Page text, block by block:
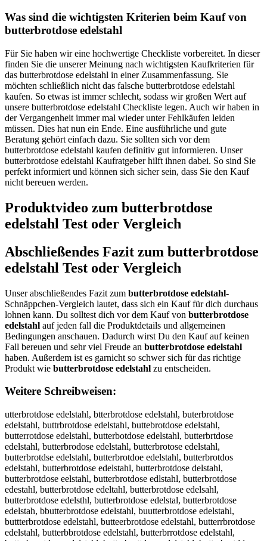
Was sind die wichtigsten Kriterien beim Kauf von
butterbrotdose edelstahl
Für Sie haben wir eine hochwertige Checkliste vorbereitet. In dieser
finden Sie die unserer Meinung nach wichtigsten Kaufkriterien für
das butterbrotdose edelstahl in einer Zusammenfassung. Sie
möchten schließlich nicht das falsche butterbrotdose edelstahl
kaufen. So etwas ist immer schlecht, sodass wir großen Wert auf
unsere butterbrotdose edelstahl Checkliste legen. Auch wir haben in
der Vergangenheit immer mal wieder unter Fehlkäufen leiden
müssen. Dies hat nun ein Ende. Eine ausführliche und gute
Beratung gehört einfach dazu. Sie sollten sich vor dem
butterbrotdose edelstahl kaufen definitiv gut informieren. Unser
butterbrotdose edelstahl Kaufratgeber hilft ihnen dabei. So sind Sie
perfekt informiert und können sich sicher sein, dass Sie den Kauf
nicht bereuen werden.
Produktvideo zum butterbrotdose
edelstahl Test oder Vergleich
Abschließendes Fazit zum butterbrotdose
edelstahl Test oder Vergleich
Unser abschließendes Fazit zum butterbrotdose edelstahl-
Schnäppchen-Vergleich lautet, dass sich ein Kauf für dich durchaus
lohnen kann. Du solltest dich vor dem Kauf von butterbrotdose
edelstahl auf jeden fall die Produktdetails und allgemeinen
Bedingungen anschauen. Dadurch wirst Du den Kauf auf keinen
Fall bereuen und sehr viel Freude an butterbrotdose edelstahl
haben. Außerdem ist es garnicht so schwer sich für das richtige
Produkt wie butterbrotdose edelstahl zu entscheiden.
Weitere Schreibweisen:
utterbrotdose edelstahl, btterbrotdose edelstahl, buterbrotdose edelstahl, buttrbrotdose edelstahl, buttebrotdose edelstahl, butterrotdose edelstahl, butterbotdose edelstahl, butterbrtdose edelstahl, butterbrodose edelstahl, butterbrotose edelstahl, butterbrotdse edelstahl, butterbrotdoe edelstahl, butterbrotdos edelstahl, butterbrotdose edelstahl, butterbrotdose delstahl, butterbrotdose eelstahl, butterbrotdose edlstahl, butterbrotdose edestahl, butterbrotdose edeltahl, butterbrotdose edelsahl, butterbrotdose edelsthl, butterbrotdose edelstal, butterbrotdose edelstah, bbutterbrotdose edelstahl, buutterbrotdose edelstahl, buttterbrotdose edelstahl, butteerbrotdose edelstahl, butterrbrotdose edelstahl, butterbbrotdose edelstahl, butterbrrotdose edelstahl, butterbrootdose edelstahl, butterbrottdose edelstahl, butterbrotddose edelstahl, butterbrotdoose edelstahl, butterbrotdosse edelstahl, butterbrotdosee edelstahl, butterbrotdose eedelstahl, butterbrotdose eddelstahl, butterbrotdose edeelstahl, butterbrotdose edellstahl, butterbrotdose edelsstahl, butterbrotdose edelsttahl, butterbrotdose edelstaahl, butterbrotdose edelstahhl, butterbrotdose edelstahll, ubtterbrotdose edelstahl, btuterbrotdose edelstahl, butetrbrotdose edelstahl, buttrebrotdose edelstahl, buttebrrotdose edelstahl, butterrbotdose edelstahl, butterbortdose edelstahl, butterbrtodose edelstahl, butterbrodtose edelstahl, butterbrotodse edelstahl, butterbrotdsoe edelstahl, butterbrotdoes edelstahl, butterbrotdos eedelstahl, butterbrotdosee delstahl, butterbrotdose deelstahl, butterbrotdose eedlstahl, butterbrotdose edlestahl, butterbrotdose edesltahl, butterbrotdose edeltsahl, butterbrotdose edelsathl, butterbrotdose edelsthal, butterbrotdose edelstalh, butterbrotdoseedelstahl, utterbrotdose edelstahl, vutterbrotdose edelstahl, futterbrotdose edelstahl, gutterbrotdose edelstahl, hutterbrotdose edelstahl, nutterbrotdose edelstahl, bytterbrotdose edelstahl, bhtterbrotdose edelstahl, bjtterbrotdose edelstahl, bktterbrotdose edelstahl, bitterbrotdose edelstahl, b7tterbrotdose edelstahl, b8tterbrotdose edelstahl, burterbrotdose edelstahl, bufterbrotdose edelstahl, bugterbrotdose edelstahl, buhterbrotdose edelstahl, buyterbrotdose edelstahl, bu5terbrotdose edelstahl, bu6terbrotdose edelstahl, butrerbrotdose edelstahl, butferbrotdose edelstahl, butgerbrotdose edelstahl, butherbrotdose edelstahl, butyerbrotdose edelstahl, but5erbrotdose edelstahl, but6erbrotdose edelstahl, buttwrbrotdose edelstahl, buttsrbrotdose edelstahl, buttdrbrotdose edelstahl, buttfrbrotdose edelstahl, buttrrbrotdose edelstahl, butt3rbrotdose edelstahl, butt4rbrotdose edelstahl, butteebrotdose edelstahl, buttedbrotdose edelstahl, buttefbrotdose edelstahl, buttegbrotdose edelstahl, buttetbrotdose edelstahl, butte4brotdose edelstahl, butte5brotdose edelstahl, butter rotdose edelstahl, buttervrotdose edelstahl, butterfrotdose edelstahl, buttergrotdose edelstahl, butterhrotdose edelstahl, butternrotdose edelstahl, butterbeotdose edelstahl, butterbdotdose edelstahl, butterbfotdose edelstahl, butterbgotdose edelstahl, butterbtotdose edelstahl, butterb4otdose edelstahl, butterb5otdose edelstahl, butterbritdose edelstahl, butterbrktdose edelstahl, butterbrltdose edelstahl, butterbrptdose edelstahl, butterbr9tdose edelstahl, butterbr0tdose edelstahl, butterbrordose edelstahl, butterbrofdose edelstahl, butterbrogdose edelstahl, butterbrohdose edelstahl, butterbroydose edelstahl, butterbro5dose edelstahl, butterbro6dose edelstahl, butterbrotxose edelstahl, butterbrotsose edelstahl, butterbrotwose edelstahl, butterbroteose edelstahl, butterbrotrose edelstahl, butterbrotfose edelstahl, butterbrotvose edelstahl, butterbrotcose edelstahl, butterbrotdise edelstahl, butterbrotdkse edelstahl, butterbrotdlse edelstahl, butterbrotdpse edelstahl, butterbrotd9se edelstahl, butterbrotd0se edelstahl, butterbrotdoqe edelstahl, butterbrotdowe edelstahl, butterbrotdoee edelstahl, butterbrotdoze edelstahl, butterbrotdoxe edelstahl, butterbrotdoce edelstahl, butterbrotdosw edelstahl, butterbrotdoss edelstahl, butterbrotdosd edelstahl, butterbrotdosf edelstahl, butterbrotdosr edelstahl, butterbrotdos3 edelstahl, butterbrotdos4 edelstahl, butterbrotdose wdelstahl, butterbrotdose sdelstahl, butterbrotdose ddelstahl, butterbrotdose fdelstahl, butterbrotdose rdelstahl, butterbrotdose 3delstahl, butterbrotdose 4delstahl, butterbrotdose exelstahl, butterbrotdose eselstahl, butterbrotdose ewelstahl, butterbrotdose eeelstahl, butterbrotdose erelstahl, butterbrotdose efelstahl, butterbrotdose evelstahl, butterbrotdose ecelstahl, butterbrotdose edwlstahl, butterbrotdose edslstahl, butterbrotdose eddlstahl, butterbrotdose edflstahl, butterbrotdose edrlstahl, butterbrotdose ed3lstahl, butterbrotdose ed4lstahl, butterbrotdose edepstahl, butterbrotdose edeostahl, butterbrotdose edeistahl, butterbrotdose edekstahl, butterbrotdose edemstahl, butterbrotdose edelqtahl, butterbrotdose edelwtahl, butterbrotdose edeletahl, butterbrotdose edelztahl, butterbrotdose edelxtahl, butterbrotdose edelctahl, butterbrotdose edelsrahl, butterbrotdose edelsfahl, butterbrotdose edelsgahl, butterbrotdose edelshahl, butterbrotdose edelsyahl, butterbrotdose edels5ahl, butterbrotdose edels6ahl, butterbrotdose edelstqhl, butterbrotdose edelstwhl, butterbrotdose edelstzhl, butterbrotdose edelstxhl, butterbrotdose edelstabl, butterbrotdose edelstagl, butterbrotdose edelstatl, butterbrotdose edelstayl, butterbrotdose edelstaul, butterbrotdose edelstajl, butterbrotdose edelstaml, butterbrotdose edelstanl, butterbrotdose edelstahp, butterbrotdose edelstaho, butterbrotdose edelstahi, butterbrotdose edelstahk, butterbrotdose edelstahm, butterbrotdose edelstahl, b utterbrotdose edelstahl, vbutterbrotdose edelstahl, bvutterbrotdose edelstahl, fbutterbrotdose edelstahl, bfutterbrotdose edelstahl, gbutterbrotdose edelstahl, bgutterbrotdose edelstahl, hbutterbrotdose edelstahl, bhutterbrotdose edelstahl, nbutterbrotdose edelstahl, bnutterbrotdose edelstahl, byutterbrotdose edelstahl, buytterbrotdose edelstahl, buhtterbrotdose edelstahl, bjutterbrotdose edelstahl, bujtterbrotdose edelstahl, bkutterbrotdose edelstahl, buktterbrotdose edelstahl, biutterbrotdose edelstahl, buitterbrotdose edelstahl, b7utterbrotdose edelstahl, bu7tterbrotdose edelstahl, b8utterbrotdose edelstahl, bu8tterbrotdose edelstahl, burtterbrotdose edelstahl, butrterbrotdose edelstahl, buftterbrotdose edelstahl, butfterbrotdose edelstahl, bugtterbrotdose edelstahl, butgterbrotdose edelstahl, buthterbrotdose edelstahl, butyterbrotdose edelstahl, bu5tterbrotdose edelstahl, but5terbrotdose edelstahl, bu6tterbrotdose edelstahl, but6terbrotdose edelstahl, buttrerbrotdose edelstahl, buttferbrotdose edelstahl, buttgerbrotdose edelstahl, buttherbrotdose edelstahl, buttyerbrotdose edelstahl, butt5erbrotdose edelstahl, butt6erbrotdose edelstahl, buttwerbrotdose edelstahl, buttewrbrotdose edelstahl, buttserbrotdose edelstahl, buttesrbrotdose edelstahl, buttderbrotdose edelstahl, buttedrbrotdose edelstahl, buttefrbrotdose edelstahl, butt3erbrotdose edelstahl, butte3rbrotdose edelstahl, butt4erbrotdose edelstahl, butte4rbrotdose edelstahl, butterebrotdose edelstahl, butterdbrotdose edelstahl, butterfbrotdose edelstahl, buttegrbrotdose edelstahl, buttergbrotdose edelstahl, buttetrbrotdose edelstahl, buttertbrotdose edelstahl, butter4brotdose edelstahl, butte5rbrotdose edelstahl, butter5brotdose edelstahl, butter brotdose edelstahl, butterb rotdose edelstahl, buttervbrotdose edelstahl, butterbvrotdose edelstahl, butterbfrotdose edelstahl, butterbgrotdose edelstahl, butterhbrotdose edelstahl, butterbhrotdose edelstahl, butternbrotdose edelstahl, butterbnrotdose edelstahl, butterberotdose edelstahl, butterbreotdose edelstahl, butterbdrotdose edelstahl, butterbrdotdose edelstahl, butterbrfotdose edelstahl, butterbrgotdose edelstahl, butterbtrotdose edelstahl, butterbrtotdose edelstahl, butterb4rotdose edelstahl, butterbr4otdose edelstahl, butterb5rotdose edelstahl, butterbr5otdose edelstahl, butterbriotdose edelstahl, butterbroitdose edelstahl, butterbrkotdose edelstahl, butterbroktdose edelstahl, butterbrlotdose edelstahl, butterbroltdose edelstahl, butterbrpotdose edelstahl, butterbroptdose edelstahl, butterbr9otdose edelstahl, butterbro9tdose edelstahl, butterbr0otdose edelstahl, butterbro0tdose edelstahl, butterbrortdose edelstahl, butterbrotrdose edelstahl, butterbroftdose edelstahl, butterbrotfdose edelstahl, butterbrogtdose edelstahl, butterbrotgdose edelstahl, butterbrohtdose edelstahl, butterbrothdose edelstahl, butterbroytdose edelstahl, butterbrotydose edelstahl, butterbro5tdose edelstahl, butterbrot5dose edelstahl, butterbro6tdose edelstahl, butterbrot6dose edelstahl, butterbrotxdose edelstahl, butterbrotdxose edelstahl, butterbrotsdose edelstahl, butterbrotdsose edelstahl, butterbrotwdose edelstahl, butterbrotdwose edelstahl, butterbrotedose edelstahl, butterbrotdeose edelstahl, butterbrotdrose edelstahl, butterbrotdfose edelstahl, butterbrotvdose edelstahl, butterbrotdvose edelstahl, butterbrotcdose edelstahl, butterbrotdcose edelstahl, butterbrotdiose edelstahl, butterbrotdoise edelstahl, butterbrotdkose edelstahl, butterbrotdokse edelstahl, butterbrotdlose edelstahl, butterbrotdolse edelstahl, butterbrotdpose edelstahl, butterbrotdopse edelstahl, butterbrotd9ose edelstahl, butterbrotdo9se edelstahl, butterbrotd0ose edelstahl, butterbrotdo0se edelstahl, butterbrotdoqse edelstahl, butterbrotdosqe edelstahl, butterbrotdowse edelstahl, butterbrotdoswe edelstahl, butterbrotdoese edelstahl, butterbrotdozse edelstahl, butterbrotdosze edelstahl, butterbrotdoxse edelstahl, butterbrotdosxe edelstahl, butterbrotdocse edelstahl, butterbrotdosce edelstahl, butterbrotdosew edelstahl, butterbrotdoses edelstahl, butterbrotdosde edelstahl, butterbrotdosed edelstahl, butterbrotdosfe edelstahl, butterbrotdosef edelstahl, butterbrotdosre edelstahl, butterbrotdoser edelstahl, butterbrotdos3e edelstahl, butterbrotdos